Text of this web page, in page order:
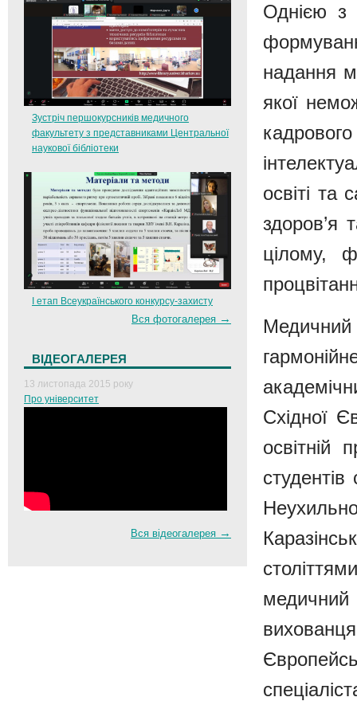
Однією з
надання
якої
освіті та
здоров’я
цілому,
Медичний
Східної
освітній
Зустріч першокурсників медичного
факультету з представниками Центральної
наукової бібліотеки
І етап Всеукраїнського конкурсу-захисту
Вся фотогалерея →
ВІДЕОГАЛЕРЕЯ
13 листопада 2015 року
Про університет
Вся відеогалерея →